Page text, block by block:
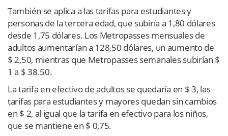
También se aplica a las tarifas para estudiantes y
personas de la tercera edad, que subiría a 1,80 dólares
desde 1,75 dólares. Los Metropasses mensuales de
adultos aumentarían a 128,50 dólares, un aumento de
$ 2,50, mientras que Metropasses semanales subirían $
1 a $ 38.50.
La tarifa en efectivo de adultos se quedaría en $ 3, las
tarifas para estudiantes y mayores quedan sin cambios
en $ 2, al igual que la tarifa en efectivo para los niños,
que se mantiene en $ 0,75.